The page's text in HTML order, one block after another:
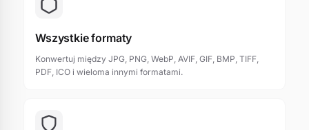
Wszystkie formaty
Konwertuj między JPG, PNG, WebP, AVIF, GIF, BMP, TIFF,
PDF, ICO i wieloma innymi formatami.